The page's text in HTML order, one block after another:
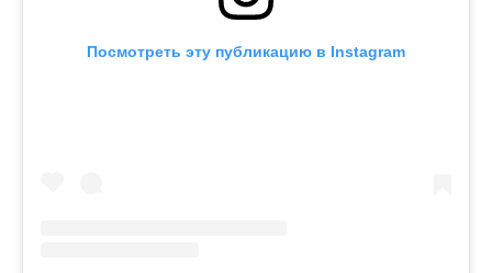
Посмотреть эту публикацию в Instagram